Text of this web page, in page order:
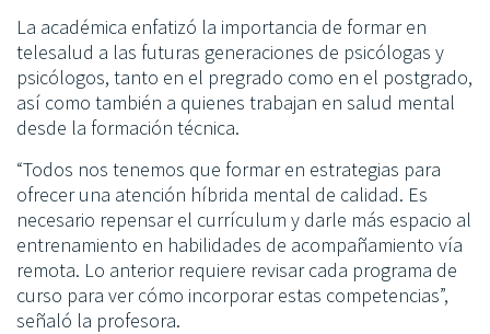
La académica enfatizó la importancia de formar en
telesalud a las futuras generaciones de psicólogas y
psicólogos, tanto en el pregrado como en el postgrado,
así como también a quienes trabajan en salud mental
desde la formación técnica.
“Todos nos tenemos que formar en estrategias para
ofrecer una atención híbrida mental de calidad. Es
necesario repensar el currículum y darle más espacio al
entrenamiento en habilidades de acompañamiento vía
remota. Lo anterior requiere revisar cada programa de
curso para ver cómo incorporar estas competencias”,
señaló la profesora.